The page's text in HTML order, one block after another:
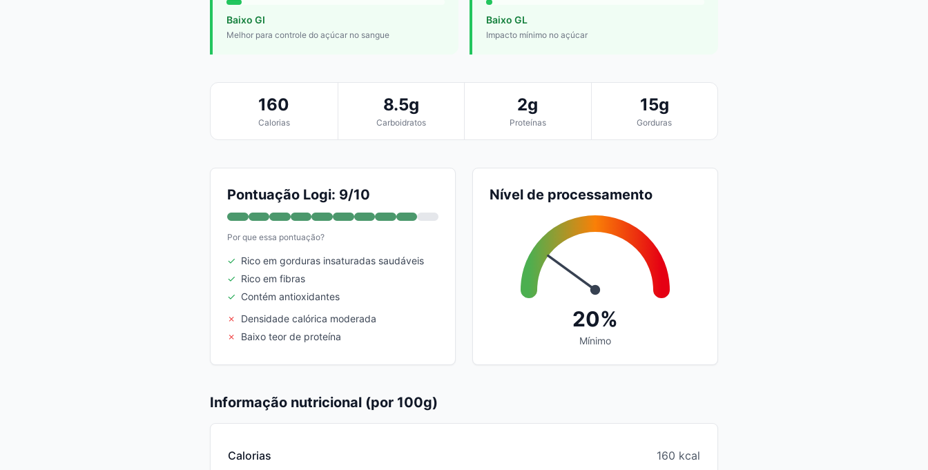
Baixo GI
Melhor para controle do açúcar no sangue
Baixo GL
Impacto mínimo no açúcar
160
Calorias
8.5g
Carboidratos
2g
Proteínas
15g
Gorduras
Pontuação Logi: 9/10
Por que essa pontuação?
✓ Rico em gorduras insaturadas saudáveis
✓ Rico em fibras
✓ Contém antioxidantes
✗
Densidade calórica moderada
✗
Baixo teor de proteína
Nível de processamento
20%
Mínimo
Informação nutricional (por 100g)
Calorias 160 kcal